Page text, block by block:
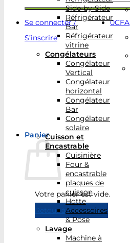
Se connecter /
S’inscrire
0CFA
Panier
Votre panier est vide.
Retour à la boutique
Side-by-Side
Réfrigérateur
Bar
Réfrigérateur
vitrine
Congélateurs
Congélateur
Vertical
Congélateur
horizontal
Congélateur
Bar
Congélateur
solaire
Cuisson et
Encastrable
Cuisinière
Four &
encastrable
plaques de
cuisson
Hotte
Accessoires
& Pose
Lavage
Machine à